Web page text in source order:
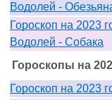
Водолей -
Гороскоп на 2023
Водолей - Собака
Гороскопы на
Гороскоп на 2023